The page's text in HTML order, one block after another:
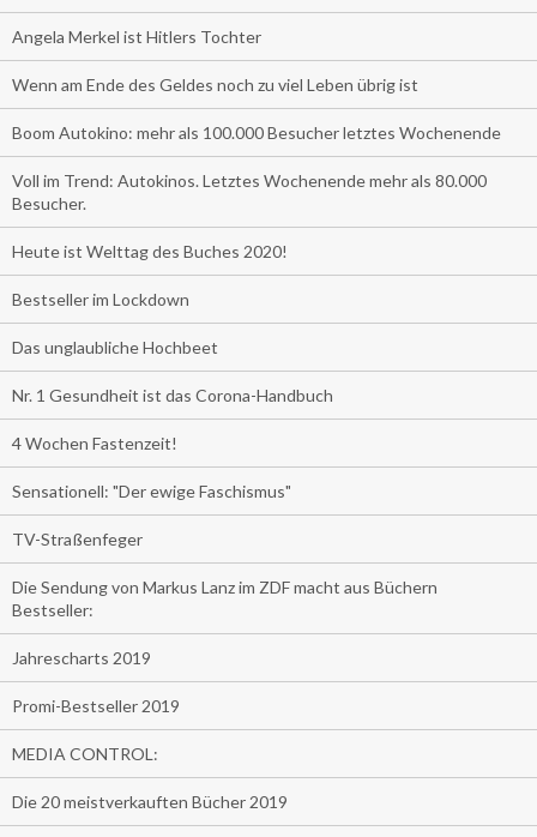
Angela Merkel ist Hitlers Tochter
Wenn am Ende des Geldes noch zu viel Leben übrig ist
Boom Autokino: mehr als 100.000 Besucher letztes Wochenende
Voll im Trend: Autokinos. Letztes Wochenende mehr als 80.000
Besucher.
Heute ist Welttag des Buches 2020!
Bestseller im Lockdown
Das unglaubliche Hochbeet
Nr. 1 Gesundheit ist das Corona-Handbuch
4 Wochen Fastenzeit!
Sensationell: "Der ewige Faschismus"
TV-Straßenfeger
Die Sendung von Markus Lanz im ZDF macht aus Büchern
Bestseller:
Jahrescharts 2019
Promi-Bestseller 2019
MEDIA CONTROL:
Die 20 meistverkauften Bücher 2019